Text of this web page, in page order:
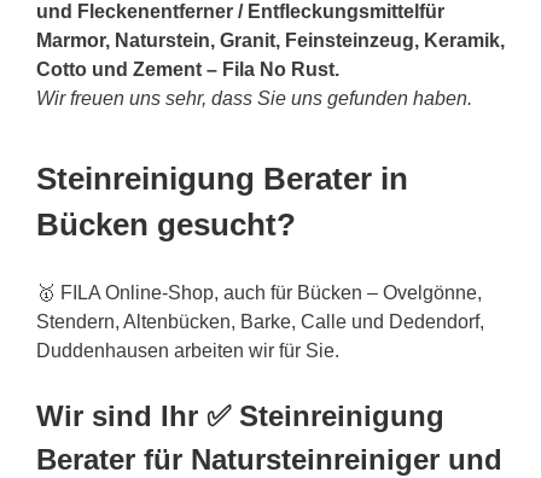
und Fleckenentferner / Entfleckungsmittelfür
Marmor, Naturstein, Granit, Feinsteinzeug, Keramik,
Cotto und Zement – Fila No Rust.
Wir freuen uns sehr, dass Sie uns gefunden haben.
Steinreinigung Berater in
Bücken gesucht?
🥇 FILA Online-Shop, auch für Bücken – Ovelgönne,
Stendern, Altenbücken, Barke, Calle und Dedendorf,
Duddenhausen arbeiten wir für Sie.
Wir sind Ihr ✅ Steinreinigung
Berater für Natursteinreiniger und